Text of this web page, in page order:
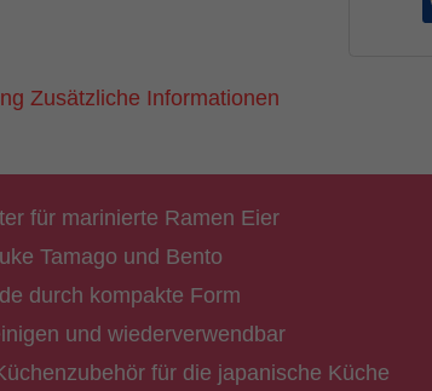
Menge
Zusätzliche Informationen
für marinierte Ramen Eier
Tamago und Bento
durch kompakte Form
und wiederverwendbar
für die japanische Küche